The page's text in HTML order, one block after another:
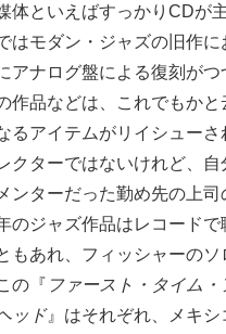
といえばすっかりCDが
はモダン・ジャズの旧作に
アナログ盤による復刻がつ
作品などは、これでもかと
るアイテムがリイシューさ
クターではないけれど、自
ンターだった勤め先の上司
のジャズ作品はレコードで
もあれ、フィッシャーのソ
の『 ファースト・タイム・
ッド』はそれぞれ、メキシ